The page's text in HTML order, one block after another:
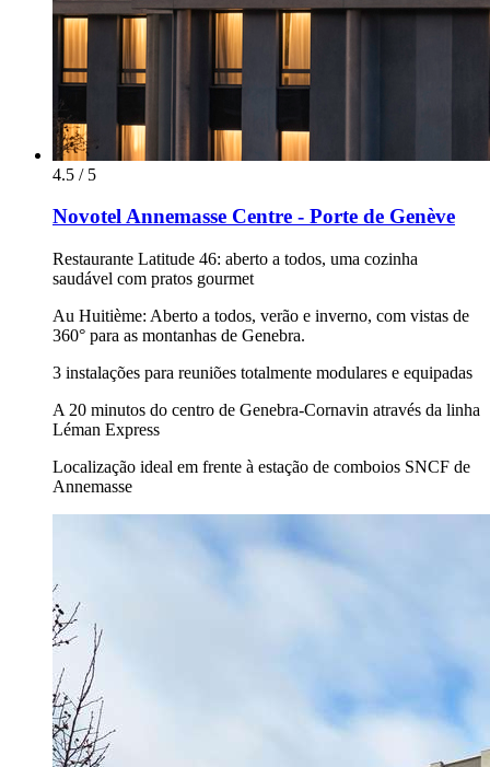
4.5 / 5
Novotel Annemasse Centre - Porte de Genève
Restaurante Latitude 46: aberto a todos, uma cozinha
saudável com pratos gourmet
Au Huitième: Aberto a todos, verão e inverno, com vistas de
360° para as montanhas de Genebra.
3 instalações para reuniões totalmente modulares e equipadas
A 20 minutos do centro de Genebra-Cornavin através da linha
Léman Express
Localização ideal em frente à estação de comboios SNCF de
Annemasse